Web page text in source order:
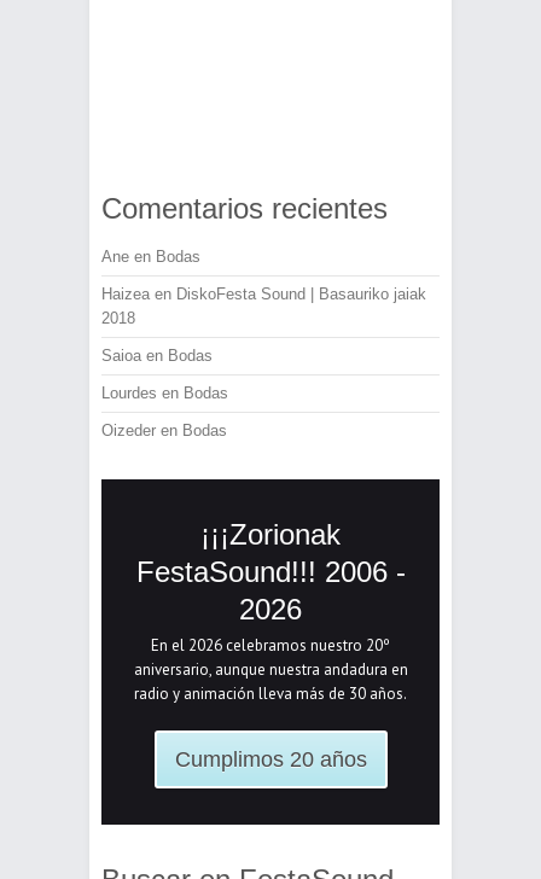
Comentarios recientes
Ane en Bodas
Haizea en DiskoFesta Sound | Basauriko jaiak
2018
Saioa en Bodas
Lourdes en Bodas
Oizeder en Bodas
¡¡¡Zorionak
FestaSound!!! 2006 -
2026
En el 2026 celebramos nuestro 20º
aniversario, aunque nuestra andadura en
radio y animación lleva más de 30 años.
Cumplimos 20 años